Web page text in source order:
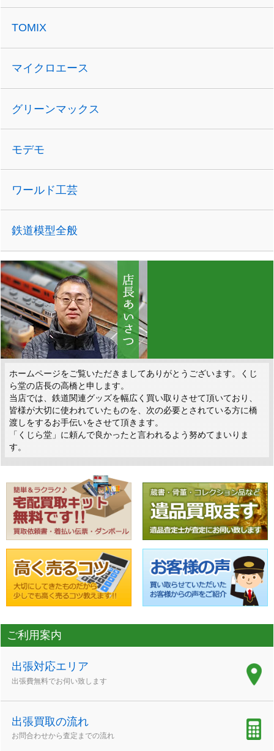
TOMIX
マイクロエース
グリーンマックス
モデモ
ワールド工芸
鉄道模型全般
ホームページをご覧いただきましてありがとうございます。くじ
ら堂の店長の高橋と申します。
当店では、鉄道関連グッズを幅広く買い取りさせて頂いており、
皆様が大切に使われていたものを、次の必要とされている方に橋
渡しをするお手伝いをさせて頂きます。
「くじら堂」に頼んで良かったと言われるよう努めてまいりま
す。
ご利用案内
出張対応エリア
出張費無料でお伺い致します
出張買取の流れ
お問合わせから査定までの流れ